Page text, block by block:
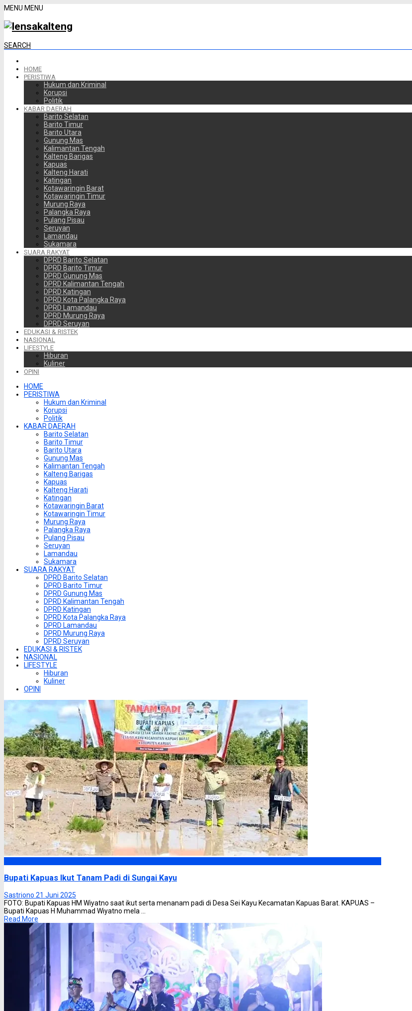
MENU MENU
SEARCH
HOME
PERISTIWA
Hukum dan Kriminal
Korupsi
Politik
KABAR DAERAH
Barito Selatan
Barito Timur
Barito Utara
Gunung Mas
Kalimantan Tengah
Kalteng Barigas
Kapuas
Kalteng Harati
Katingan
Kotawaringin Barat
Kotawaringin Timur
Murung Raya
Palangka Raya
Pulang Pisau
Seruyan
Lamandau
Sukamara
SUARA RAKYAT
DPRD Barito Selatan
DPRD Barito Timur
DPRD Gunung Mas
DPRD Kalimantan Tengah
DPRD Katingan
DPRD Kota Palangka Raya
DPRD Lamandau
DPRD Murung Raya
DPRD Seruyan
EDUKASI & RISTEK
NASIONAL
LIFESTYLE
Hiburan
Kuliner
OPINI
HOME
PERISTIWA
Hukum dan Kriminal
Korupsi
Politik
KABAR DAERAH
Barito Selatan
Barito Timur
Barito Utara
Gunung Mas
Kalimantan Tengah
Kalteng Barigas
Kapuas
Kalteng Harati
Katingan
Kotawaringin Barat
Kotawaringin Timur
Murung Raya
Palangka Raya
Pulang Pisau
Seruyan
Lamandau
Sukamara
SUARA RAKYAT
DPRD Barito Selatan
DPRD Barito Timur
DPRD Gunung Mas
DPRD Kalimantan Tengah
DPRD Katingan
DPRD Kota Palangka Raya
DPRD Lamandau
DPRD Murung Raya
DPRD Seruyan
EDUKASI & RISTEK
NASIONAL
LIFESTYLE
Hiburan
Kuliner
OPINI
Bupati Kapuas Ikut Tanam Padi di Sungai Kayu
Sastriono 21 Juni 2025
FOTO: Bupati Kapuas HM Wiyatno saat ikut serta menanam padi di Desa Sei Kayu Kecamatan Kapuas Barat. KAPUAS –
Bupati Kapuas H Muhammad Wiyatno mela ...
Read More